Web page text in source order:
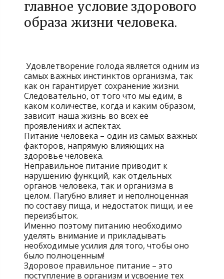
главное условие здорового
образа жизни человека.
Удовлетворение голода является одним из
самых важных инстинктов организма, так
как он гарантирует сохранение жизни.
Следовательно, от того что мы едим, в
каком количестве, когда и каким образом,
зависит наша жизнь во всех её
проявлениях и аспектах.
Питание человека – один из самых важных
факторов, напрямую влияющих на
здоровье человека.
Неправильное питание приводит к
нарушению функций, как отдельных
органов человека, так и организма в
целом. Пагубно влияет и неполноценная
по составу пища, и недостаток пищи, и ее
переизбыток.
Именно поэтому питанию необходимо
уделять внимание и прикладывать
необходимые усилия для того, чтобы оно
было полноценным!
Здоровое правильное питание – это
поступление в организм и усвоение тех